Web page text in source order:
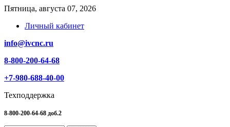
Пятница, августа 07, 2026
Личный кабинет
info@ivcnc.ru
8-800-200-64-68
+7-980-688-40-00
Техподдержка
8-800-200-64-68 доб.2